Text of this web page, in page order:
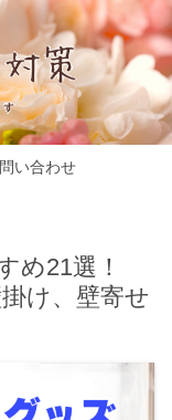
い合わせ
め21選！
け、壁寄せ